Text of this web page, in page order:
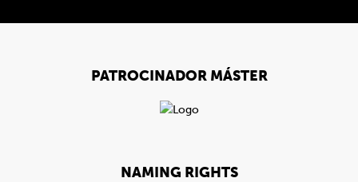
PATROCINADOR MÁSTER
NAMING RIGHTS